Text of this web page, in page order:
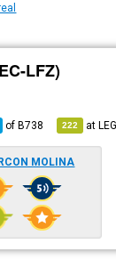
LFZ)
ofB738 222 at
MOLINA